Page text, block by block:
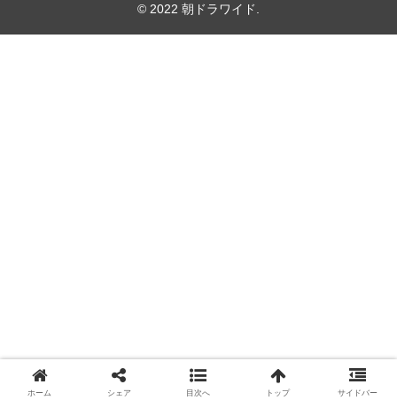
© 2022 朝ドラワイド.
ホーム シェア 目次へ トップ サイドバー